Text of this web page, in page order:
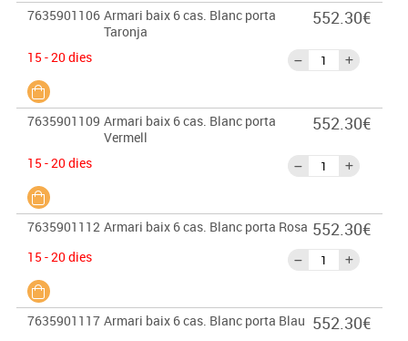
7635901106 Armari baix 6 cas. Blanc porta
Taronja
15 - 20 dies
552.30€
7635901109 Armari baix 6 cas. Blanc porta
Vermell
15 - 20 dies
552.30€
7635901112 Armari baix 6 cas. Blanc porta Rosa
15 - 20 dies
552.30€
7635901117 Armari baix 6 cas. Blanc porta Blau 552.30€